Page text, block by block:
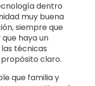
dentro
muy buena
siempre que
haya un
técnicas
claro.
que familia y